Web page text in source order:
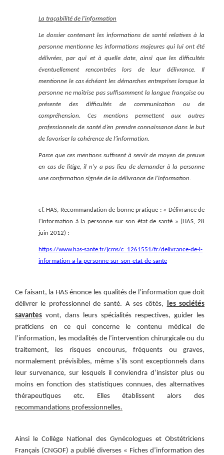
La traçabilité de l’information
Le dossier contenant les informations de santé relatives à la
personne mentionne les informations majeures qui lui ont été
délivrées, par qui et à quelle date, ainsi que les difficultés
éventuellement rencontrées lors de leur délivrance. Il
mentionne le cas échéant les démarches entreprises lorsque la
personne ne maîtrise pas suffisamment la langue française ou
présente des difficultés de communication ou de
compréhension. Ces mentions permettent aux autres
professionnels de santé d’en prendre connaissance dans le but
de favoriser la cohérence de l’information.
Parce que ces mentions suffisent à servir de moyen de preuve
en cas de litige, il n’y a pas lieu de demander à la personne
une confirmation signée de la délivrance de l’information.
cf. HAS, Recommandation de bonne pratique : « Délivrance de
l’information à la personne sur son état de santé » (HAS, 28
juin 2012) :
https://www.has-sante.fr/jcms/c_1261551/fr/delivrance-de-l-
information-a-la-personne-sur-son-etat-de-sante
Ce faisant, la HAS énonce les qualités de l’information que doit
délivrer le professionnel de santé. A ses côtés, les sociétés
savantes vont, dans leurs spécialités respectives, guider les
praticiens en ce qui concerne le contenu médical de
l’information, les modalités de l’intervention chirurgicale ou du
traitement, les risques encourus, fréquents ou graves,
normalement prévisibles, même s’ils sont exceptionnels dans
leur survenance, sur lesquels il conviendra d’insister plus ou
moins en fonction des statistiques connues, des alternatives
thérapeutiques etc. Elles établissent alors des
recommandations professionnelles.
Ainsi le Collège National des Gynécologues et Obstétriciens
Français (CNGOF) a publié diverses « Fiches d’information des